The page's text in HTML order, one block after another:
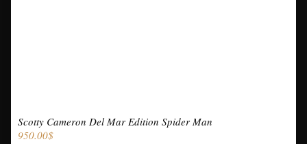
Scotty Cameron Del Mar Edition Spider Man
950.00$